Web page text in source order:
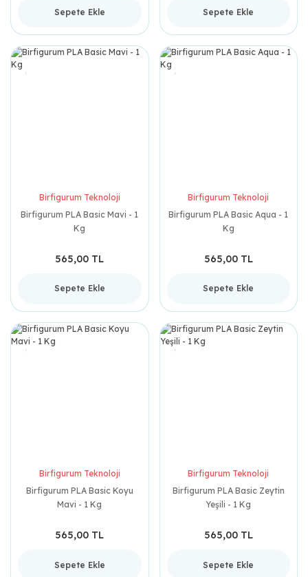
Sepete Ekle Sepete Ekle
Birfigurum Teknoloji
Birfigurum PLA Basic Mavi - 1
Kg
565,00 TL
Sepete Ekle
Birfigurum Teknoloji
Birfigurum PLA Basic Aqua - 1
Kg
565,00 TL
Sepete Ekle
Birfigurum Teknoloji
Birfigurum PLA Basic Koyu
Mavi - 1 Kg
565,00 TL
Sepete Ekle
Birfigurum Teknoloji
Birfigurum PLA Basic Zeytin
Yeşili - 1 Kg
565,00 TL
Sepete Ekle